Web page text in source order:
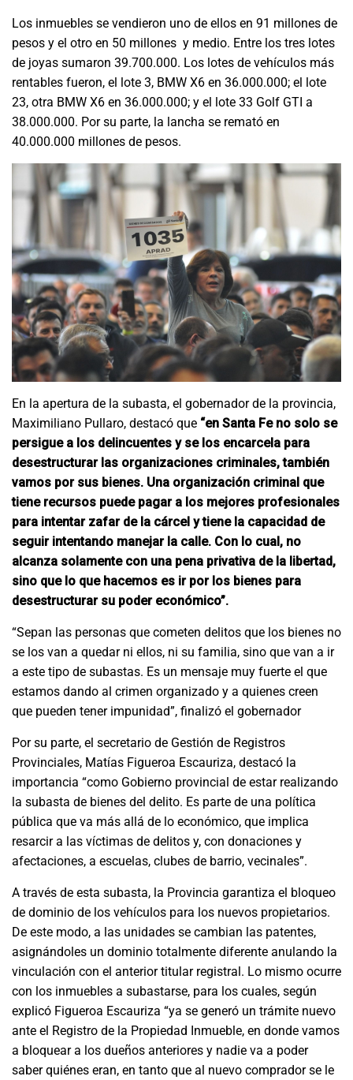
Los inmuebles se vendieron uno de ellos en 91 millones de
pesos y el otro en 50 millones y medio. Entre los tres lotes
de joyas sumaron 39.700.000. Los lotes de vehículos más
rentables fueron, el lote 3, BMW X6 en 36.000.000; el lote
23, otra BMW X6 en 36.000.000; y el lote 33 Golf GTI a
38.000.000. Por su parte, la lancha se remató en
40.000.000 millones de pesos.
En la apertura de la subasta, el gobernador de la provincia,
Maximiliano Pullaro, destacó que “en Santa Fe no solo se
persigue a los delincuentes y se los encarcela para
desestructurar las organizaciones criminales, también
vamos por sus bienes. Una organización criminal que
tiene recursos puede pagar a los mejores profesionales
para intentar zafar de la cárcel y tiene la capacidad de
seguir intentando manejar la calle. Con lo cual, no
alcanza solamente con una pena privativa de la libertad,
sino que lo que hacemos es ir por los bienes para
desestructurar su poder económico”.
“Sepan las personas que cometen delitos que los bienes no
se los van a quedar ni ellos, ni su familia, sino que van a ir
a este tipo de subastas. Es un mensaje muy fuerte el que
estamos dando al crimen organizado y a quienes creen
que pueden tener impunidad”, finalizó el gobernador
Por su parte, el secretario de Gestión de Registros
Provinciales, Matías Figueroa Escauriza, destacó la
importancia “como Gobierno provincial de estar realizando
la subasta de bienes del delito. Es parte de una política
pública que va más allá de lo económico, que implica
resarcir a las víctimas de delitos y, con donaciones y
afectaciones, a escuelas, clubes de barrio, vecinales”.
A través de esta subasta, la Provincia garantiza el bloqueo
de dominio de los vehículos para los nuevos propietarios.
De este modo, a las unidades se cambian las patentes,
asignándoles un dominio totalmente diferente anulando la
vinculación con el anterior titular registral. Lo mismo ocurre
con los inmuebles a subastarse, para los cuales, según
explicó Figueroa Escauriza “ya se generó un trámite nuevo
ante el Registro de la Propiedad Inmueble, en donde vamos
a bloquear a los dueños anteriores y nadie va a poder
saber quiénes eran, en tanto que al nuevo comprador se le